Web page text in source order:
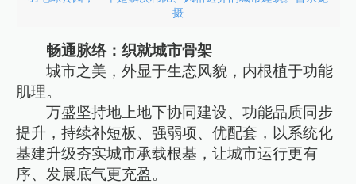
摄
畅通脉络：织就城市骨架
城市之美，外显于生态风貌，内根植于功能
肌理。
万盛坚持地上地下协同建设、功能品质同步
提升，持续补短板、强弱项、优配套，以系统化
基建升级夯实城市承载根基，让城市运行更有
序、发展底气更充盈。